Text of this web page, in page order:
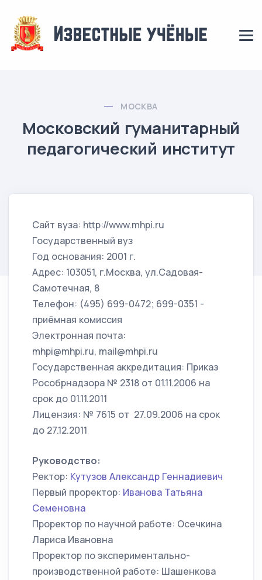
МОСКВА
Московский гуманитарный
педагогический институт
Сайт вуза: http://www.mhpi.ru
Государственный вуз
Год основания: 2001 г.
Адрес: 103051, г.Москва, ул.Садовая-
Самотечная, 8
Телефон: (495) 699-0472; 699-0351 -
приёмная комиссия
Электронная почта:
mhpi@mhpi.ru, mail@mhpi.ru
Государственная аккредитация: Приказ
Рособрнадзора № 2318 от 01.11.2006 на
срок до 01.11.2011
Лицензия: № 7615 от 27.09.2006 на срок
до 27.12.2011
Руководство:
Ректор: Кутузов Александр Геннадиевич
Первый проректор: Иванова Татьяна
Семеновна
Проректор по научной работе: Осечкина
Лариса Ивановна
Проректор по экспериментально-
производственной работе: Шашенкова